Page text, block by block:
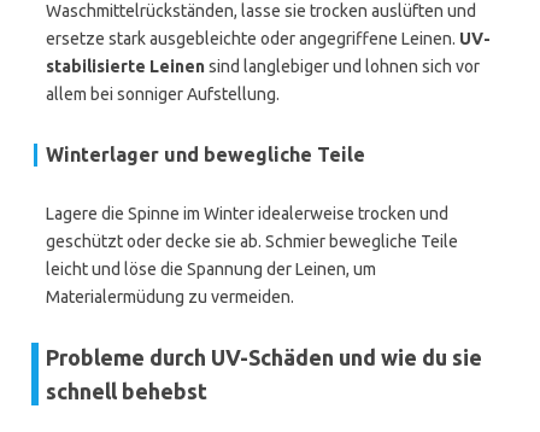
Waschmittelrückständen, lasse sie trocken auslüften und
ersetze stark ausgebleichte oder angegriffene Leinen. UV-
stabilisierte Leinensind langlebiger und lohnen sich vor
allem bei sonniger Aufstellung.
Winterlager und bewegliche Teile
Lagere die Spinne im Winter idealerweise trocken und
geschützt oder decke sie ab. Schmier bewegliche Teile
leicht und löse die Spannung der Leinen, um
Materialermüdung zu vermeiden.
Probleme durch UV-Schäden und wie du sie
schnell behebst